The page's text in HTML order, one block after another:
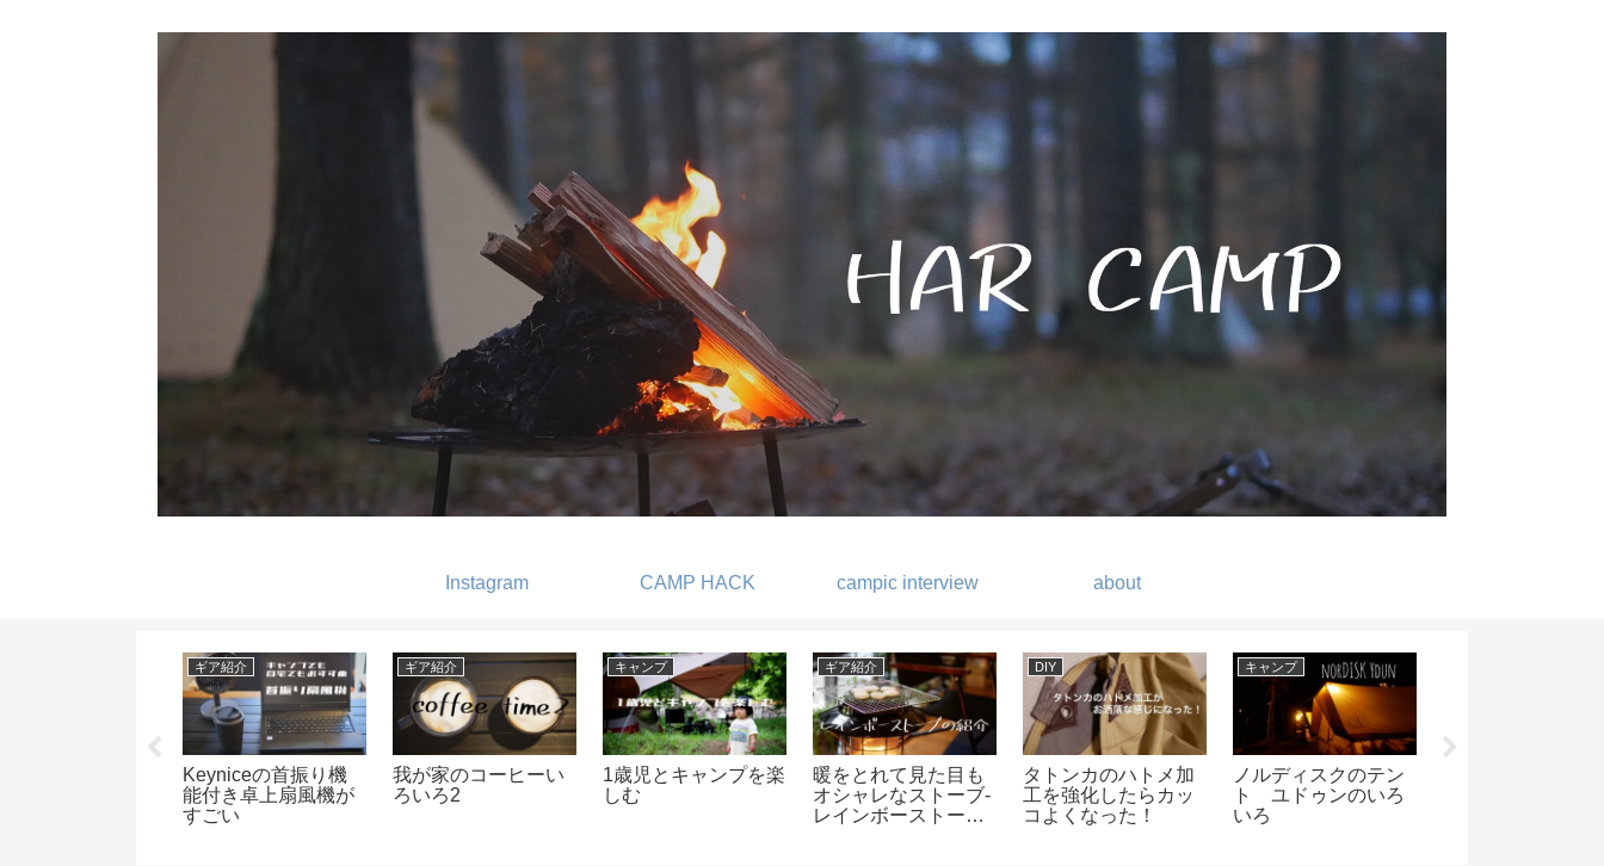
Instagram CAMP HACK campic interview about
DIY
スキレットケースを
レザークラフトで作
りました
DIY
簡単に収納棚の増
設 ディアウォール
ギア紹介
QUICKCAMPの2人
掛けベンチが便利！-
キャンプ
0歳でキャンプデビュ
ー -赤ちゃんとキャン
プを楽しむ-
ギア紹介
ソフトクーラー界最
強の保冷力と言えば
AOクーラーズ
ギア紹介
「YETIイエティのタ
ンブラー」保温・保
冷力ってどんなもん